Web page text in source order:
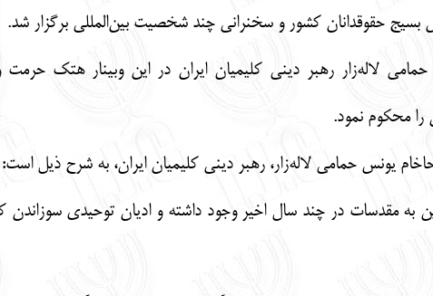
بسیج حقوقدانان کشور و سخنرانی چند شخصیت بین‌المللی برگزار ‌شد.
لاله‌زار رهبر دینی کلیمیان ایران در این وبینار هتک حرمت
را محکوم نمود.
یونس حمامی لاله‌زار، رهبر دینی کلیمیان ایران، به شرح ذیل است:
به مقدسات در چند سال اخیر وجود داشته و ادیان توحیدی